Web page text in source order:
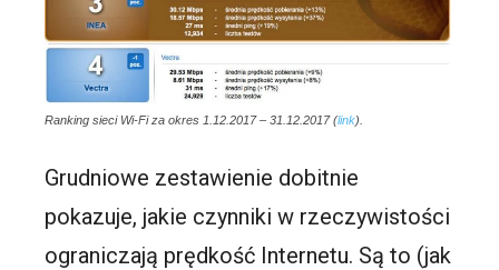
Ranking sieci Wi-Fi za okres 1.12.2017 – 31.12.2017 (link).
Grudniowe zestawienie dobitnie
pokazuje, jakie czynniki w rzeczywistości
ograniczają prędkość Internetu. Są to (jak